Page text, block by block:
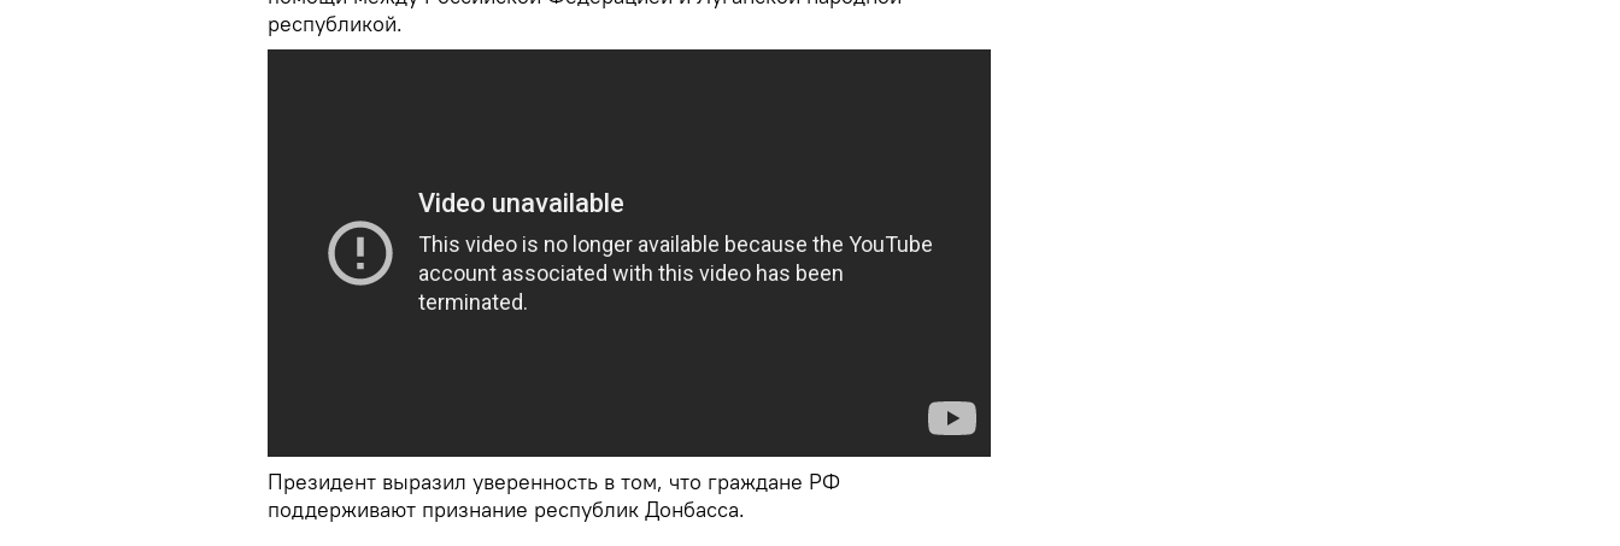
республикой.
Президент выразил уверенность в том, что граждане РФ
поддерживают признание республик Донбасса.